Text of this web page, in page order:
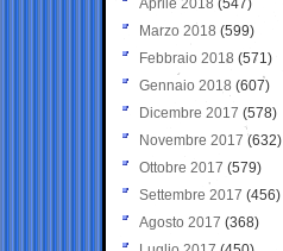
Aprile 2018 (547)
Marzo 2018 (599)
Febbraio 2018 (571)
Gennaio 2018 (607)
Dicembre 2017 (578)
Novembre 2017 (632)
Ottobre 2017 (579)
Settembre 2017 (456)
Agosto 2017 (368)